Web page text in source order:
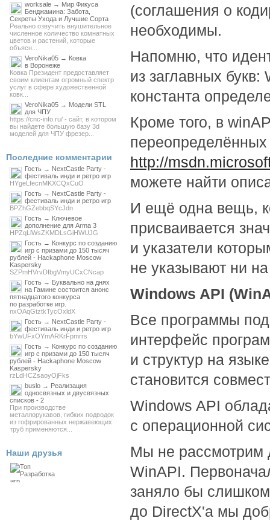
(соглашения о
необходимы.
Напомню, что
из заглавных
константа
Кроме того, в
переопределённых
http://
можете найти
И ещё одна вещь,
присваивается
и указатели
не указывают ни
Windows API
Все программы
интерфейс
и структур на
становится
Windows API
с операционной
Мы не рассмотрим
WinAPI.
заняло бы
до DirectX'а мы
worksale → Мир Фикуса
Бенджамина: Забота,
Секреты Ухода и Лучшие Сорта
Реально озвучить внушительное
численное количество комнатных
цветов и растений, которые
объясн...
VeroNika05 → Ковка
в Воронеже
Ковка Президент предоставляет
своим клиентам огромный спектр
услуг в сфере художественной
ковк...
VeroNika05 → Модели STL
для ЧПУ
https://cnc-info.ru/ - сайт, в котором
вы найдете большую базу 3d
моделей для ЧПУ фрезер...
Последние комментарии
Гость → NextCastle Party -
фестиваль инди и ретро игр
HYgeLfecnMKXCQxCuO
Гость → NextCastle Party -
фестиваль инди и ретро игр
BPZhGZebbqSYcJdn
Гость → Ключевое
дополнение для Arma 3
HPZqLlWsZKMDLsGiHWUJG
Гость → Конкурс по созданию
игр с призами до 150 тысяч
рублей - Hackaphone Moscow
Kaspersky
SZPmHVrvDIbgVmyUCxCNcap
Гость → Буквально на днях
на Гамине состоится анонс
пятнадцатого конкурса
по разработке игр.
nxOAqGtztkTycOxldX
Гость → NextCastle Party -
фестиваль инди и ретро игр
bYwUFxOYmARKrFpmrrs
Гость → Конкурс по созданию
игр с призами до 150 тысяч
рублей - Hackaphone Moscow
Kaspersky
rzLdHCZsaoyOjFks
buslo → Реализация
односвязных и двусвязных
списков - 2
При производстве
металлорукавов, гибких подводок
из гофрированных нержавеющих
труб применяются...
Наши друзья